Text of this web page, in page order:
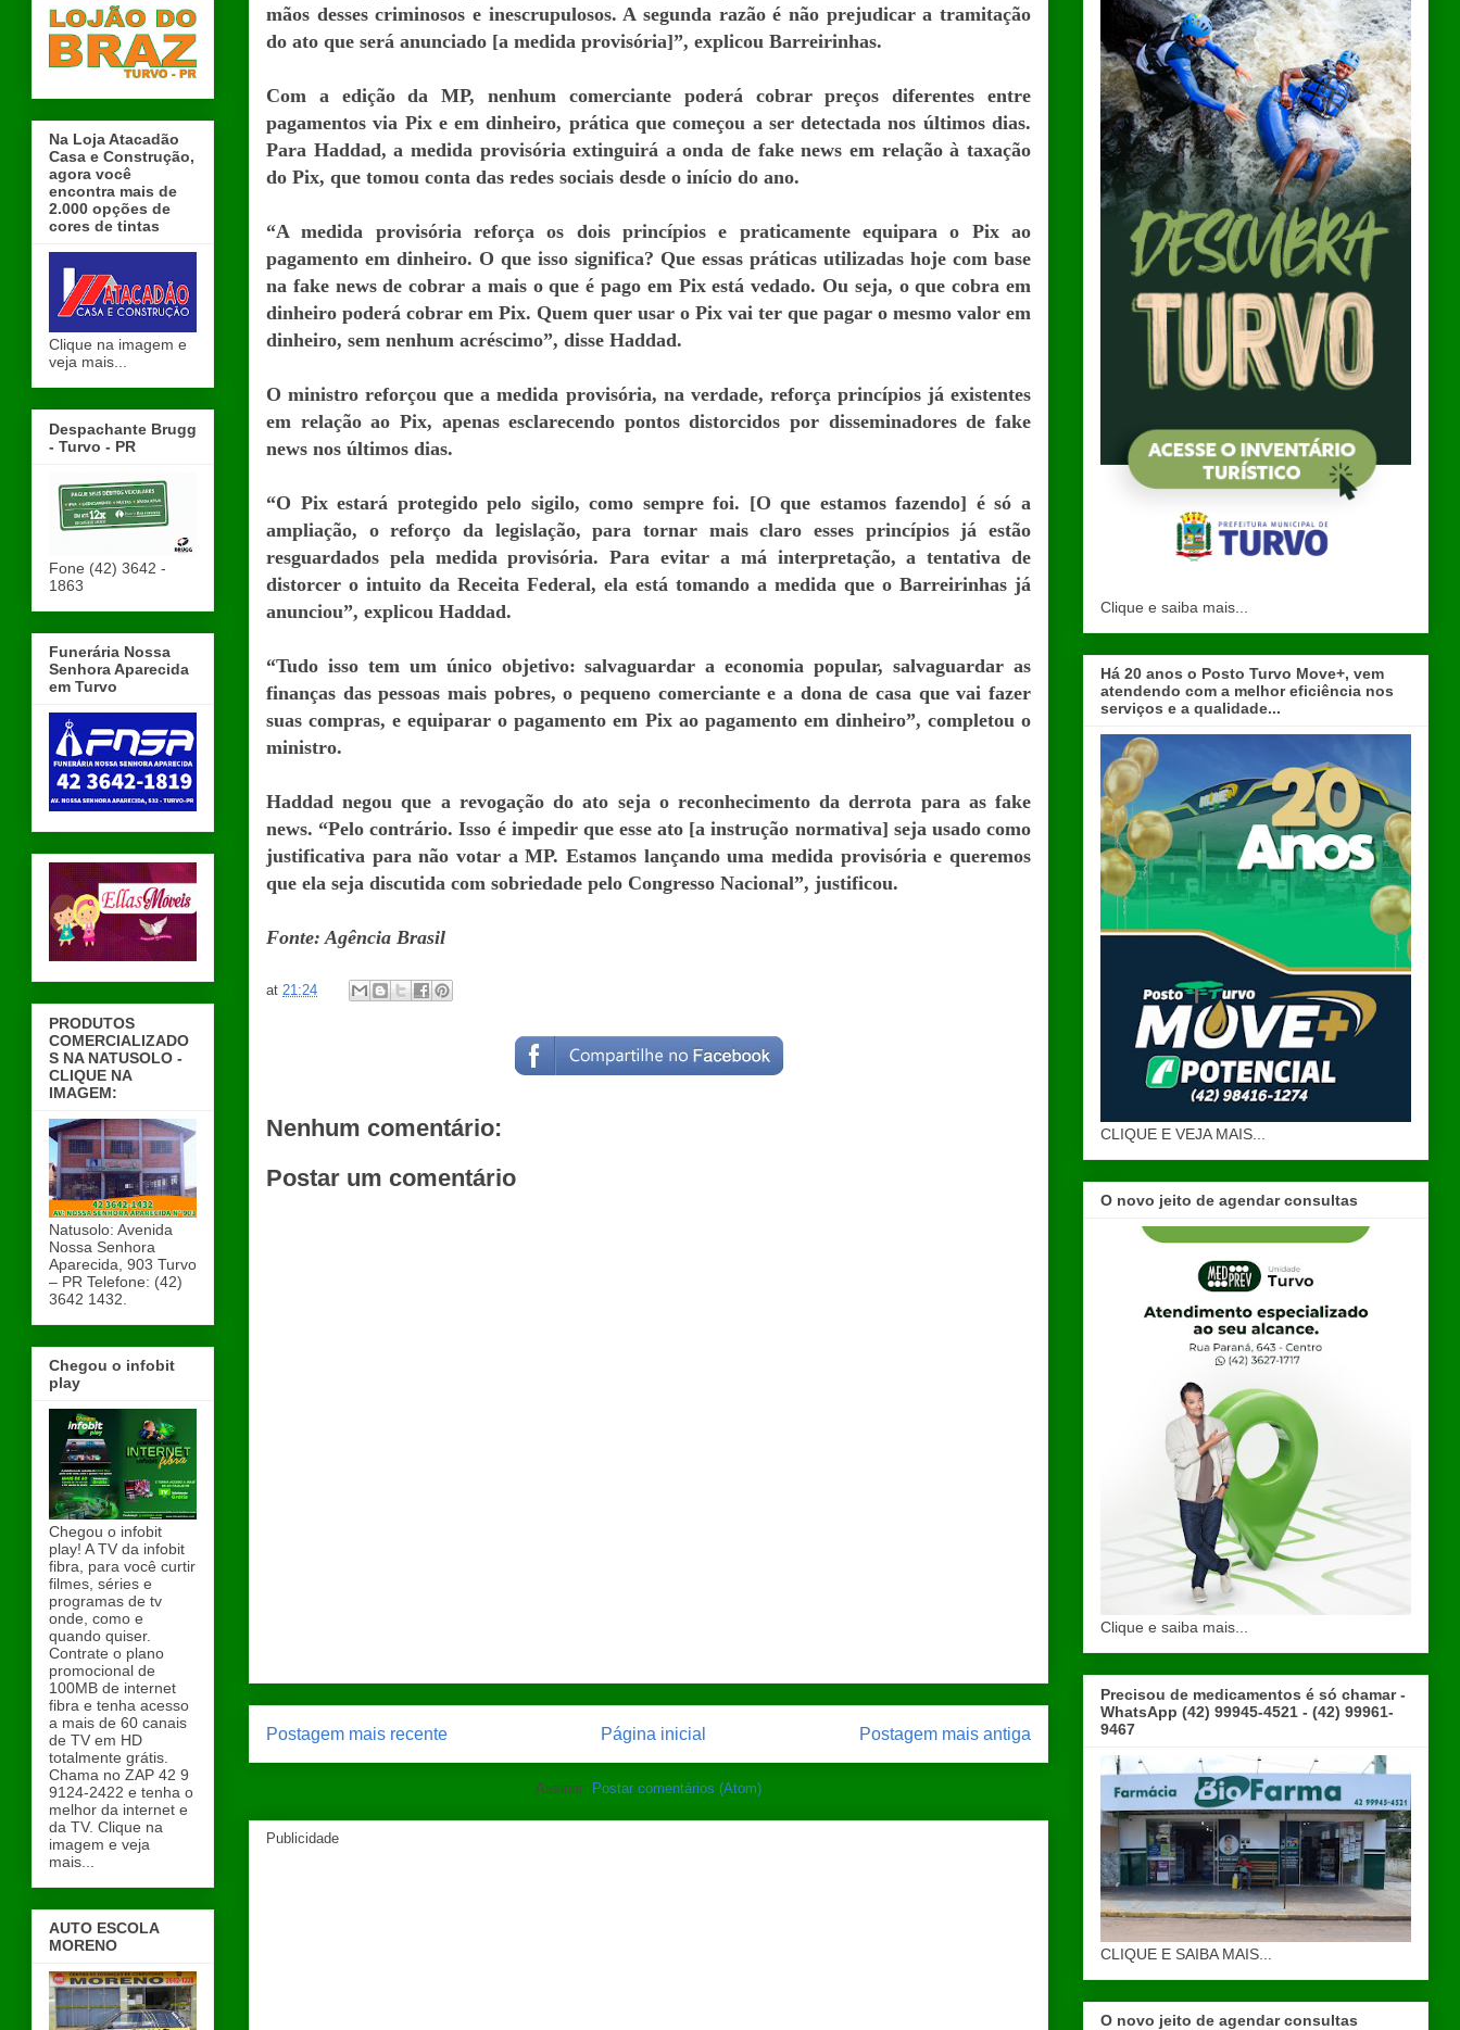
mãos desses criminosos e inescrupulosos. A segunda razão é não prejudicar a tramitação
do ato que será anunciado [a medida provisória]”, explicou Barreirinhas.
Com a edição da MP, nenhum comerciante poderá cobrar preços diferentes entre
pagamentos via Pix e em dinheiro, prática que começou a ser detectada nos últimos dias.
Para Haddad, a medida provisória extinguirá a onda de fake news em relação à taxação
do Pix, que tomou conta das redes sociais desde o início do ano.
“A medida provisória reforça os dois princípios e praticamente equipara o Pix ao
pagamento em dinheiro. O que isso significa? Que essas práticas utilizadas hoje com base
na fake news de cobrar a mais o que é pago em Pix está vedado. Ou seja, o que cobra em
dinheiro poderá cobrar em Pix. Quem quer usar o Pix vai ter que pagar o mesmo valor em
dinheiro, sem nenhum acréscimo”, disse Haddad.
O ministro reforçou que a medida provisória, na verdade, reforça princípios já existentes
em relação ao Pix, apenas esclarecendo pontos distorcidos por disseminadores de fake
news nos últimos dias.
“O Pix estará protegido pelo sigilo, como sempre foi. [O que estamos fazendo] é só a
ampliação, o reforço da legislação, para tornar mais claro esses princípios já estão
resguardados pela medida provisória. Para evitar a má interpretação, a tentativa de
distorcer o intuito da Receita Federal, ela está tomando a medida que o Barreirinhas já
anunciou”, explicou Haddad.
“Tudo isso tem um único objetivo: salvaguardar a economia popular, salvaguardar as
finanças das pessoas mais pobres, o pequeno comerciante e a dona de casa que vai fazer
suas compras, e equiparar o pagamento em Pix ao pagamento em dinheiro”, completou o
ministro.
Haddad negou que a revogação do ato seja o reconhecimento da derrota para as fake
news. “Pelo contrário. Isso é impedir que esse ato [a instrução normativa] seja usado como
justificativa para não votar a MP. Estamos lançando uma medida provisória e queremos
que ela seja discutida com sobriedade pelo Congresso Nacional”, justificou.
Fonte: Agência Brasil
at 21:24
Nenhum comentário:
Postar um comentário
Postagem mais recente Postagem mais antiga
Página inicial
Assinar: Postar comentários (Atom)
Publicidade
Na Loja Atacadão
Casa e Construção,
agora você
encontra mais de
2.000 opções de
cores de tintas
Clique na imagem e
veja mais...
Despachante Brugg
- Turvo - PR
Fone (42) 3642 -
1863
Funerária Nossa
Senhora Aparecida
em Turvo
PRODUTOS
COMERCIALIZADO
S NA NATUSOLO -
CLIQUE NA
IMAGEM:
Natusolo: Avenida
Nossa Senhora
Aparecida, 903 Turvo
– PR Telefone: (42)
3642 1432.
Chegou o infobit
play
Chegou o infobit
play! A TV da infobit
fibra, para você curtir
filmes, séries e
programas de tv
onde, como e
quando quiser.
Contrate o plano
promocional de
100MB de internet
fibra e tenha acesso
a mais de 60 canais
de TV em HD
totalmente grátis.
Chama no ZAP 42 9
9124-2422 e tenha o
melhor da internet e
da TV. Clique na
imagem e veja
mais...
AUTO ESCOLA
MORENO
Clique e saiba mais...
Há 20 anos o Posto Turvo Move+, vem
atendendo com a melhor eficiência nos
serviços e a qualidade...
CLIQUE E VEJA MAIS...
O novo jeito de agendar consultas
Clique e saiba mais...
Precisou de medicamentos é só chamar -
WhatsApp (42) 99945-4521 - (42) 99961-
9467
CLIQUE E SAIBA MAIS...
O novo jeito de agendar consultas